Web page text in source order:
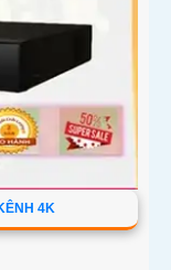
4K